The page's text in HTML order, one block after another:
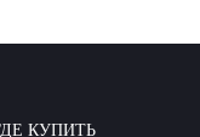
КУПИТЬ